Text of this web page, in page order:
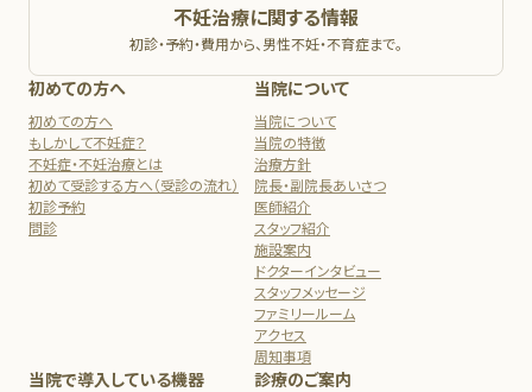
不妊治療に関する情報
初診・予約・費用から、男性不妊・不育症まで。
初めての方へ
初めての方へ
もしかして不妊症？
不妊症・不妊治療とは
初めて受診する方へ（受診の流れ）
初診予約
問診
当院について
当院について
当院の特徴
治療方針
院長・副院長あいさつ
医師紹介
スタッフ紹介
施設案内
ドクターインタビュー
スタッフメッセージ
ファミリールーム
アクセス
周知事項
当院で導入している機器 診療のご案内